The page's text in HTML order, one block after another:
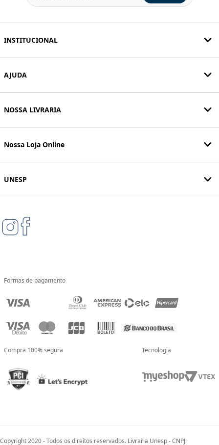
INSTITUCIONAL
AJUDA
NOSSA LIVRARIA
Nossa Loja Online
UNESP
Formas de pagamento
Compra 100% segura Tecnologia
Copyright 2020 - Todos os direitos reservados. Livraria Unesp - CNPJ: